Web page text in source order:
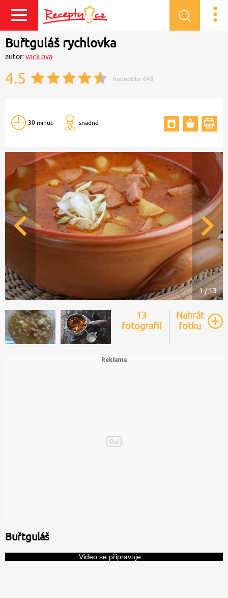
Buřtguláš rychlovka
autor:vack.ova
4.5 hodnotilo: 648
30 minut snadné
1 / 13
13
fotografií
Nahrát
fotku
Buřtguláš
Video se připravuje ...